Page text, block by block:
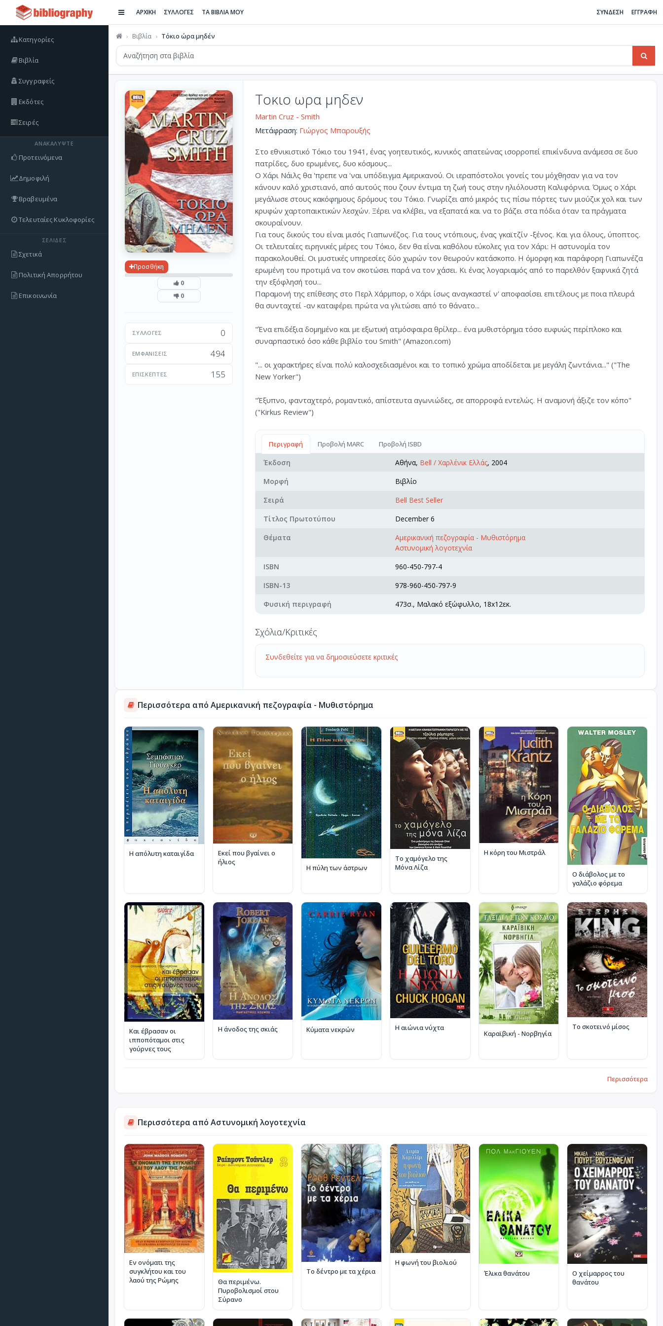
Κατηγορίες
Βιβλία
Συγγραφείς
Εκδότες
Σειρές
ΑΝΑΚΑΛΎΨΤΕ
Προτεινόμενα
Δημοφιλή
Βραβευμένα
Τελευταίες Κυκλοφορίες
ΣΕΛΊΔΕΣ
Σχετικά
Πολιτική Απορρήτου
Επικοινωνία
ΑΡΧΙΚΗ ΣΥΛΛΟΓΕΣ ΤΑ ΒΙΒΛΙΑ ΜΟΥ ΣΥΝΔΕΣΗ ΕΓΓΡΑΦΗ
Βιβλία Τόκιο ώρα μηδέν
Προσθήκη
0
0
ΣΥΛΛΟΓΈΣ 0
ΕΜΦΑΝΊΣΕΙΣ 494
ΕΠΙΣΚΈΠΤΕΣ 155
Τοκιο ωρα μηδεν
Martin Cruz - Smith
Μετάφραση: Γιώργος Μπαρουξής
Στο εθνικιστικό Τόκιο του 1941, ένας γοητευτικός, κυνικός απατεώνας ισορροπεί επικίνδυνα ανάμεσα σε δυο
πατρίδες, δυο ερωμένες, δυο κόσμους...
Ο Χάρι Νάιλς θα 'πρεπε να 'ναι υπόδειγμα Αμερικανού. Οι ιεραπόστολοι γονείς του μόχθησαν για να τον
κάνουν καλό χριστιανό, από αυτούς που ζουν έντιμα τη ζωή τους στην ηλιόλουστη Καλιφόρνια. Όμως ο Χάρι
μεγάλωσε στους κακόφημους δρόμους του Τόκιο. Γνωρίζει από μικρός τις πίσω πόρτες των μιούζικ χολ και των
κρυφών χαρτοπαικτικών λεσχών. Ξέρει να κλέβει, να εξαπατά και να το βάζει στα πόδια όταν τα πράγματα
σκουραίνουν.
Για τους δικούς του είναι μισός Γιαπωνέζος. Για τους ντόπιους, ένας γκαϊτζίν -ξένος. Και για όλους, ύποπτος.
Οι τελευταίες ειρηνικές μέρες του Τόκιο, δεν θα είναι καθόλου εύκολες για τον Χάρι: Η αστυνομία τον
παρακολουθεί. Οι μυστικές υπηρεσίες δύο χωρών τον θεωρούν κατάσκοπο. Η όμορφη και παράφορη Γιαπωνέζα
ερωμένη του προτιμά να τον σκοτώσει παρά να τον χάσει. Κι ένας λογαριαμός από το παρελθόν ξαφνικά ζητά
την εξόφλησή του...
Παραμονή της επίθεσης στο Περλ Χάρμπορ, ο Χάρι ίσως αναγκαστεί ν' αποφασίσει επιτέλους με ποια πλευρά
θα συνταχτεί -αν καταφέρει πρώτα να γλιτώσει από το θάνατο...
"Ένα επιδέξια δομημένο και με εξωτική ατμόσφαιρα θρίλερ... ένα μυθιστόρημα τόσο ευφυώς περίπλοκο και
συναρπαστικό όσο κάθε βιβλίο του Smith" (Amazon.com)
"... οι χαρακτήρες είναι πολύ καλοσχεδιασμένοι και το τοπικό χρώμα αποδίδεται με μεγάλη ζωντάνια..." ("The
New Yorker")
"Έξυπνο, φανταχτερό, ρομαντικό, απίστευτα αγωνιώδες, σε απορροφά εντελώς. Η αναμονή άξιζε τον κόπο"
("Kirkus Review")
Περιγραφή Προβολή MARC Προβολή ISBD
Έκδοση Αθήνα, Bell / Χαρλένικ Ελλάς, 2004
Μορφή
Βιβλίο
Σειρά
Bell Best Seller
Τίτλος Πρωτοτύπου
December 6
Θέματα
Αμερικανική πεζογραφία - Μυθιστόρημα
Αστυνομική λογοτεχνία
ISBN
960-450-797-4
ISBN-13
978-960-450-797-9
Φυσική περιγραφή
473σ., Μαλακό εξώφυλλο, 18x12εκ.
Σχόλια/Κριτικές
Συνδεθείτε για να δημοσιεύσετε κριτικές
Περισσότερα από Αμερικανική πεζογραφία - Μυθιστόρημα
Η απόλυτη καταιγίδα
Εκεί που βγαίνει ο
ήλιος
Η πύλη των άστρων
Το χαμόγελο της
Μόνα Λίζα
Η κόρη του Μιστράλ
Ο διάβολος με το
γαλάζιο φόρεμα
Και έβρασαν οι
ιπποπόταμοι στις
γούρνες τους
Η άνοδος της σκιάς Κύματα νεκρών Η αιώνια νύχτα
Καραϊβική - Νορβηγία
Το σκοτεινό μίσος
Περισσότερα
Περισσότερα από Αστυνομική λογοτεχνία
Εν ονόματι της
συγκλήτου και του
λαού της Ρώμης
Θα περιμένω.
Πυροβολισμοί στου
Σύρανο
Το δέντρο με τα χέρια
Η φωνή του βιολιού
Έλικα θανάτου
Ο χείμαρρος του
θανάτου